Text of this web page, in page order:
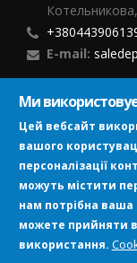
E-mail:
ПІДПИСУЙСЯ
Image
Ми
Цей вебсайт
вашого
персоналізації
можуть містити
нам потрібна ваша
можете прийняти
використання.